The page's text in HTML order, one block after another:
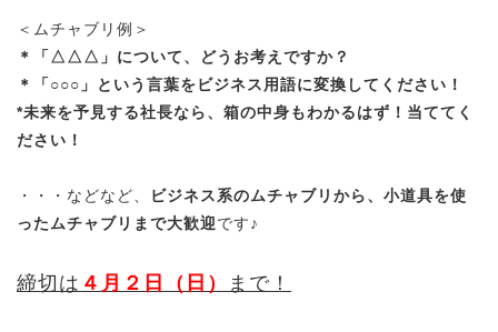
＜ムチャブリ例＞
＊「△△△」について、どうお考えですか？
＊「○○○」という言葉をビジネス用語に変換してください！
*未来を予見する社長なら、箱の中身もわかるはず！当ててく
ださい！
・・・などなど、
ビジネス系のムチャブリから、小道具を使
ったムチャブリまで大歓迎です♪
締切は ４月２日（日） まで！